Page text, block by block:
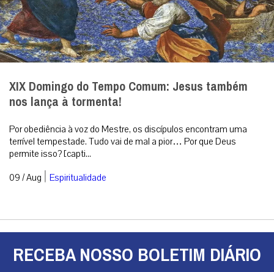
XIX Domingo do Tempo Comum: Jesus também
nos lança à tormenta!
Por obediência à voz do Mestre, os discípulos encontram uma
terrível tempestade. Tudo vai de mal a pior… Por que Deus
permite isso? [capti...
09 / Aug | Espiritualidade
RECEBA NOSSO BOLETIM DIÁRIO